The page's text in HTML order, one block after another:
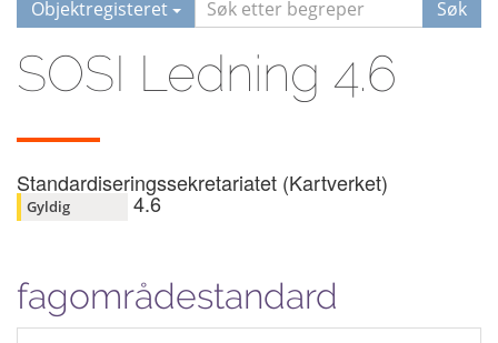
Objektregisteret Søk
SOSI Ledning 4.6
Standardiseringssekretariatet (Kartverket)
Gyldig 4.6
fagområdestandard